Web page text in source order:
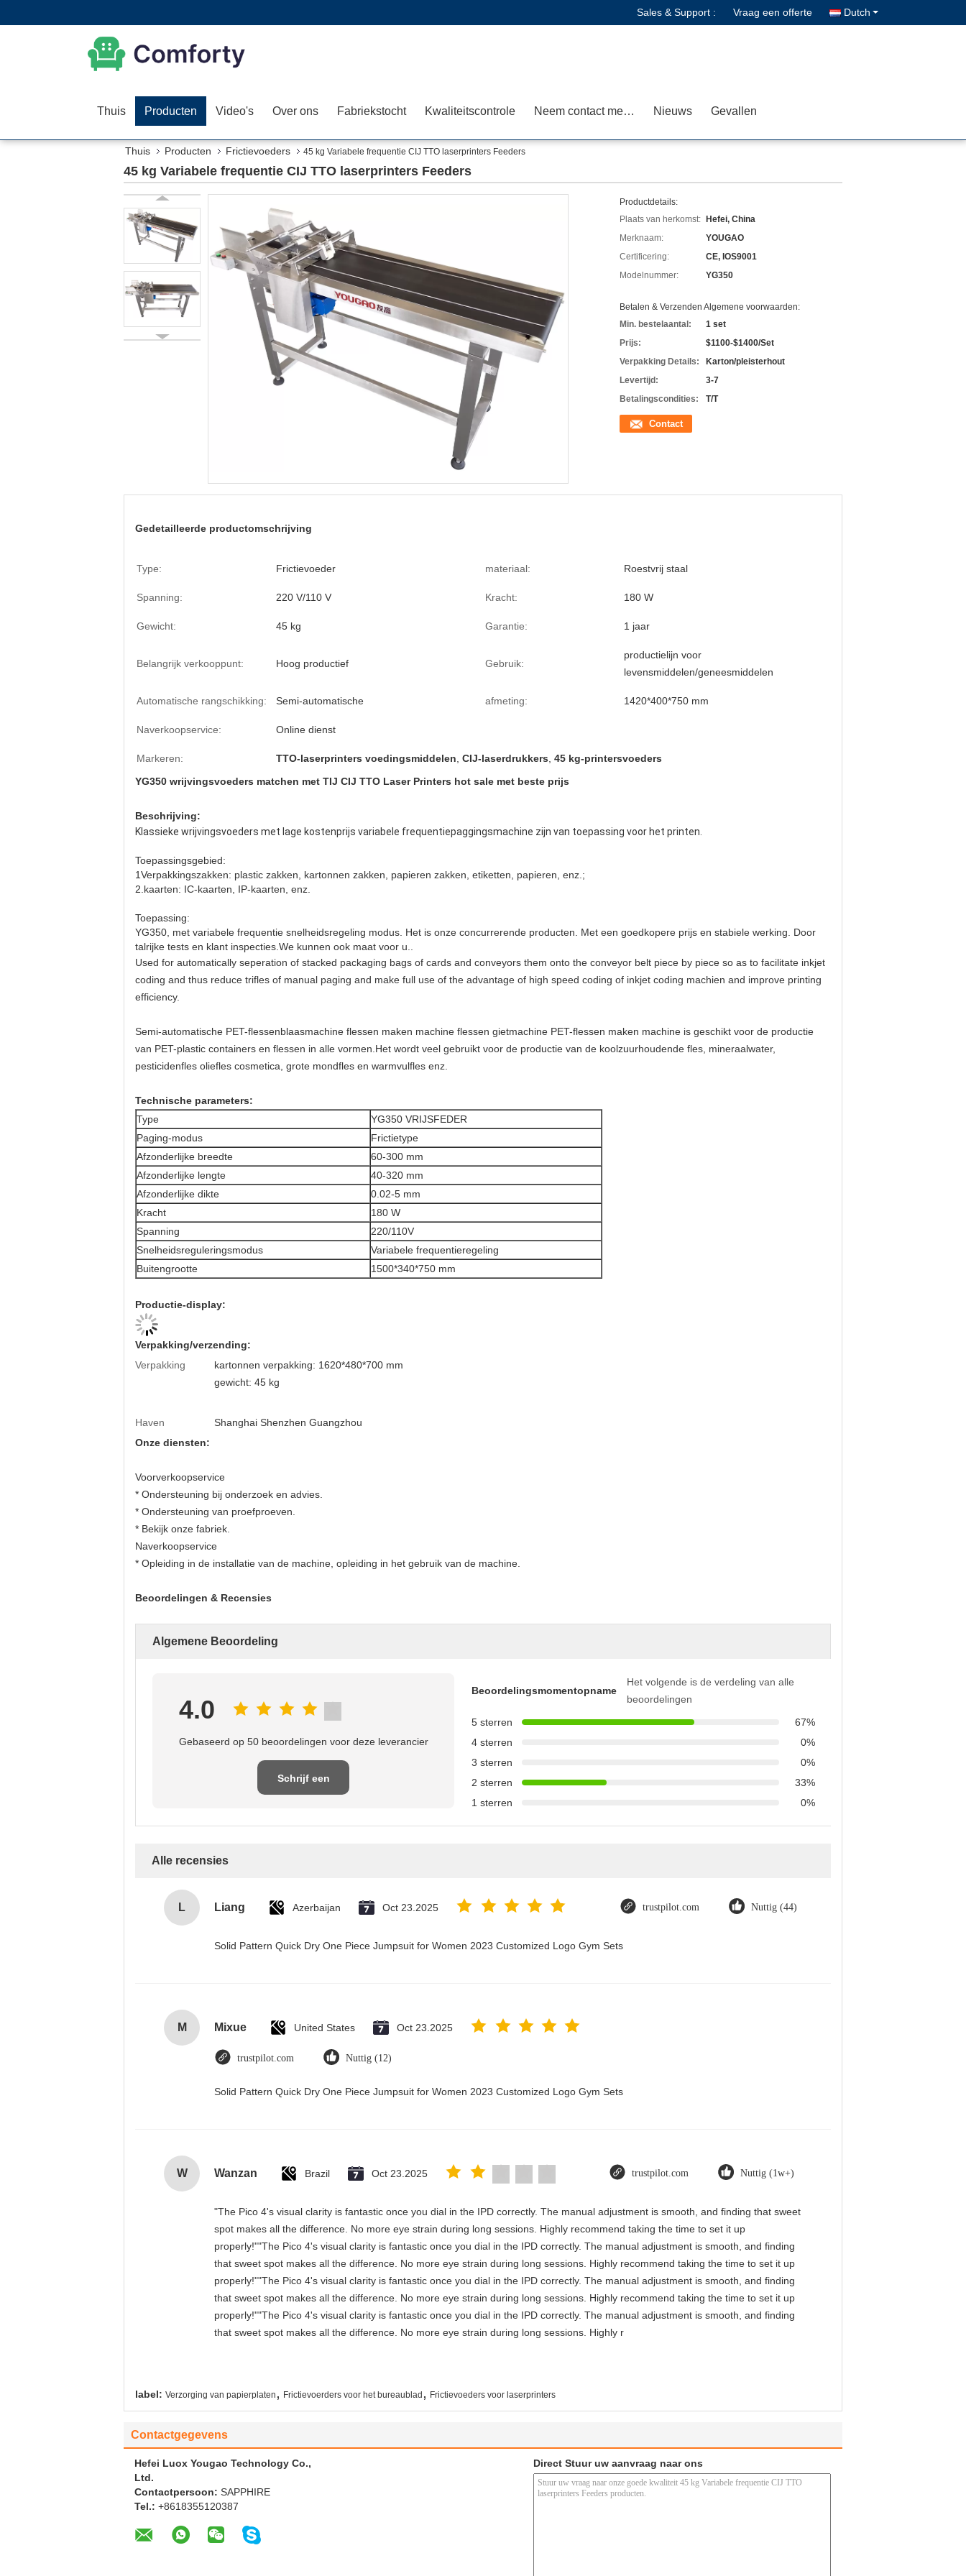
Sales & Support : Vraag een offerte Dutch
Thuis Producten Video's Over ons Fabriekstocht Kwaliteitscontrole Neem contact met ons op Nieuws Gevallen
Thuis Producten Frictievoeders 45 kg Variabele frequentie CIJ TTO laserprinters Feeders
45 kg Variabele frequentie CIJ TTO laserprinters Feeders
Productdetails:
Plaats van herkomst:
Hefei, China
Merknaam:
YOUGAO
Certificering:
CE, IOS9001
Modelnummer:
YG350
Betalen & Verzenden Algemene voorwaarden:
Min. bestelaantal:
1 set
Prijs:
$1100-$1400/Set
Verpakking Details:
Karton/pleisterhout
Levertijd:
3-7
Betalingscondities:
T/T
Contact
Gedetailleerde productomschrijving
Type: Frictievoeder materiaal: Roestvrij staal
Spanning: 220 V/110 V Kracht: 180 W
Gewicht: 45 kg Garantie: 1 jaar
Belangrijk verkooppunt: Hoog productief Gebruik:
productielijn voor
levensmiddelen/geneesmiddelen
Automatische rangschikking: Semi-automatische afmeting: 1420*400*750 mm
Naverkoopservice: Online dienst
Markeren: TTO-laserprinters voedingsmiddelen CIJ-laserdrukkers 45 kg-printersvoeders
YG350 wrijvingsvoeders matchen met TIJ CIJ TTO Laser Printers hot sale met beste prijs
Beschrijving:
Klassieke wrijvingsvoeders met lage kostenprijs variabele frequentiepaggingsmachine zijn van toepassing voor het printen.
Toepassingsgebied:
1Verpakkingszakken: plastic zakken, kartonnen zakken, papieren zakken, etiketten, papieren, enz.;
2.kaarten: IC-kaarten, IP-kaarten, enz.
Toepassing:
YG350, met variabele frequentie snelheidsregeling modus. Het is onze concurrerende producten. Met een goedkopere prijs en stabiele werking. Door
talrijke tests en klant inspecties.We kunnen ook maat voor u..
Used for automatically seperation of stacked packaging bags of cards and conveyors them onto the conveyor belt piece by piece so as to facilitate inkjet
coding and thus reduce trifles of manual paging and make full use of the advantage of high speed coding of inkjet coding machien and improve printing
efficiency.
Semi-automatische PET-flessenblaasmachine flessen maken machine flessen gietmachine PET-flessen maken machine is geschikt voor de productie
van PET-plastic containers en flessen in alle vormen.Het wordt veel gebruikt voor de productie van de koolzuurhoudende fles, mineraalwater,
pesticidenfles oliefles cosmetica, grote mondfles en warmvulfles enz.
Technische parameters:
Type
YG350 VRIJSFEDER
Paging-modus
Frictietype
Afzonderlijke breedte
60-300 mm
Afzonderlijke lengte
40-320 mm
Afzonderlijke dikte
0.02-5 mm
Kracht
180 W
Spanning
220/110V
Snelheidsreguleringsmodus
Variabele frequentieregeling
Buitengrootte
1500*340*750 mm
Productie-display:
Verpakking/verzending:
Verpakking
kartonnen verpakking: 1620*480*700 mm
gewicht: 45 kg
Haven
Shanghai Shenzhen Guangzhou
Onze diensten:
Voorverkoopservice
* Ondersteuning bij onderzoek en advies.
* Ondersteuning van proefproeven.
* Bekijk onze fabriek.
Naverkoopservice
* Opleiding in de installatie van de machine, opleiding in het gebruik van de machine.
Beoordelingen & Recensies
Algemene Beoordeling
4.0
Gebaseerd op 50 beoordelingen voor deze leverancier
Schrijf een
Beoordelingsmomentopname
Het volgende is de verdeling van alle
beoordelingen
5 sterren
67%
4 sterren
0%
3 sterren
0%
2 sterren
33%
1 sterren
0%
Alle recensies
L Liang Azerbaijan Oct 23.2025 trustpilot.com Nuttig (44)
Solid Pattern Quick Dry One Piece Jumpsuit for Women 2023 Customized Logo Gym Sets
M Mixue United States Oct 23.2025
trustpilot.com Nuttig (12)
Solid Pattern Quick Dry One Piece Jumpsuit for Women 2023 Customized Logo Gym Sets
W Wanzan Brazil Oct 23.2025 trustpilot.com Nuttig (1w+)
"The Pico 4's visual clarity is fantastic once you dial in the IPD correctly. The manual adjustment is smooth, and finding that sweet
spot makes all the difference. No more eye strain during long sessions. Highly recommend taking the time to set it up
properly!""The Pico 4's visual clarity is fantastic once you dial in the IPD correctly. The manual adjustment is smooth, and finding
that sweet spot makes all the difference. No more eye strain during long sessions. Highly recommend taking the time to set it up
properly!""The Pico 4's visual clarity is fantastic once you dial in the IPD correctly. The manual adjustment is smooth, and finding
that sweet spot makes all the difference. No more eye strain during long sessions. Highly recommend taking the time to set it up
properly!""The Pico 4's visual clarity is fantastic once you dial in the IPD correctly. The manual adjustment is smooth, and finding
that sweet spot makes all the difference. No more eye strain during long sessions. Highly r
label: Verzorging van papierplaten , Frictievoerders voor het bureaublad , Frictievoeders voor laserprinters
Contactgegevens
Hefei Luox Yougao Technology Co.,
Ltd.
Contactpersoon: SAPPHIRE
Tel.: +8618355120387
Direct Stuur uw aanvraag naar ons